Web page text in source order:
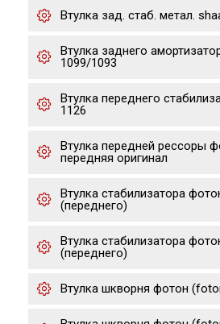
Втулка зад. стаб. метал.
Втулка заднего
1099/1093
Втулка переднего
1126
Втулка передней рессоры
передняя оригинал
Втулка стабилизатора
(переднего)
Втулка стабилизатора
(переднего)
Втулка шкворня фотон